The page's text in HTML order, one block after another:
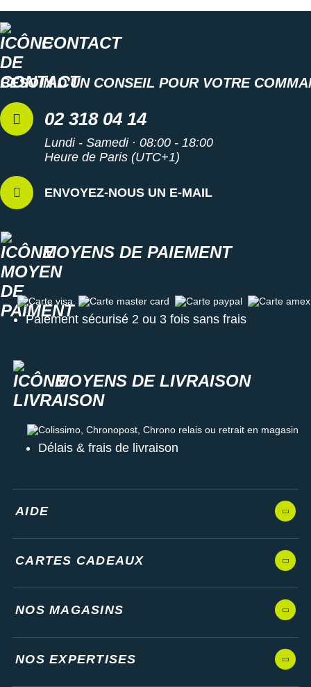
CONTACT
BESOIN D'UN CONSEIL POUR VOTRE
02 318 04 14
Lundi - Samedi · 08:00 - 18:00
Heure de Paris (UTC+1)
ENVOYEZ-NOUS UN E-MAIL
MOYENS DE PAIEMENT
Carte visa Carte master card Carte paypal Carte amex
Paiement sécurisé 2 ou 3 fois sans frais
MOYENS DE LIVRAISON
Colissimo, Chronopost, Chrono relais ou retrait en magasin
Délais & frais de livraison
AIDE
CARTES CADEAUX
NOS MAGASINS
NOS EXPERTISES